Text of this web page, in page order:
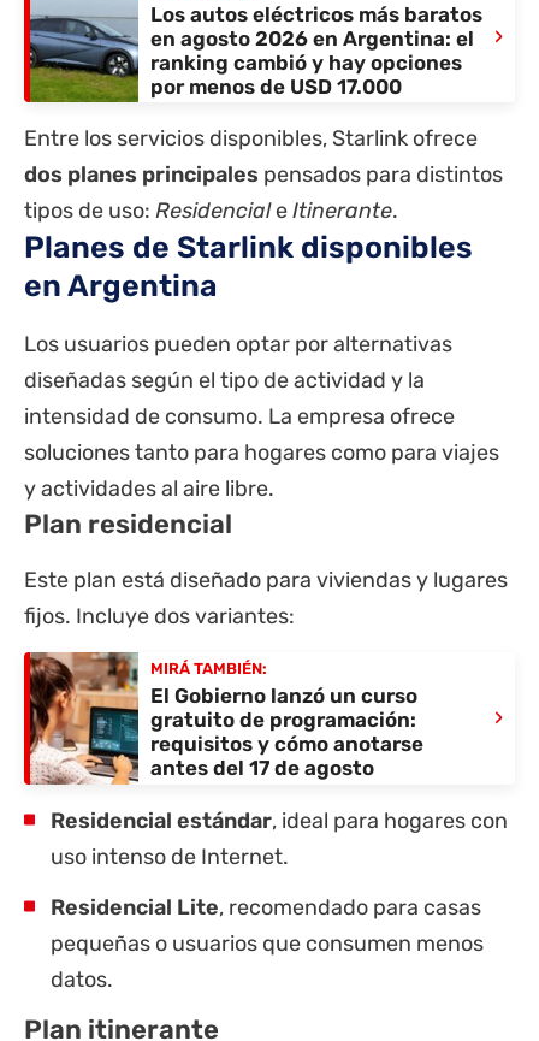
Los autos eléctricos más baratos
en agosto 2026 en Argentina: el
ranking cambió y hay opciones
por menos de USD 17.000
›
Entre los servicios disponibles, Starlink ofrece
dos planes principales pensados para distintos
tipos de uso: ResidencialeItinerante.
Planes de Starlink disponibles
en Argentina
Los usuarios pueden optar por alternativas
diseñadas según el tipo de actividad y la
intensidad de consumo. La empresa ofrece
soluciones tanto para hogares como para viajes
y actividades al aire libre.
Plan residencial
Este plan está diseñado para viviendas y lugares
fijos. Incluye dos variantes:
MIRÁ TAMBIÉN:
El Gobierno lanzó un curso
gratuito de programación:
requisitos y cómo anotarse
antes del 17 de agosto
›
Residencial estándar, ideal para hogares con
uso intenso de Internet.
Residencial Lite, recomendado para casas
pequeñas o usuarios que consumen menos
datos.
Plan itinerante